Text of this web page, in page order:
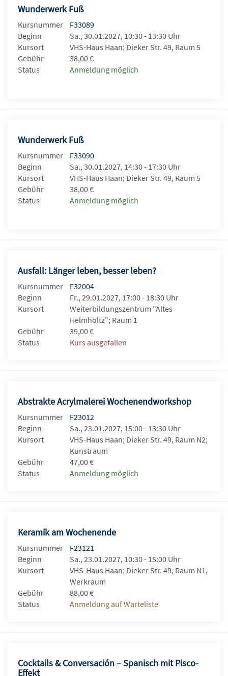
Wunderwerk Fuß
Kursnummer
F33089
Beginn
Sa., 30.01.2027, 10:30 - 13:30 Uhr
Kursort
VHS-Haus Haan; Dieker Str. 49, Raum 5
Gebühr
38,00 €
Status
Anmeldung möglich
Wunderwerk Fuß
Kursnummer
F33090
Beginn
Sa., 30.01.2027, 14:30 - 17:30 Uhr
Kursort
VHS-Haus Haan; Dieker Str. 49, Raum 5
Gebühr
38,00 €
Status
Anmeldung möglich
Ausfall: Länger leben, besser leben?
Kursnummer
F32004
Beginn
Fr., 29.01.2027, 17:00 - 18:30 Uhr
Kursort
Weiterbildungszentrum "Altes
Helmholtz"; Raum 1
Gebühr
39,00 €
Status
Kurs ausgefallen
Abstrakte Acrylmalerei Wochenendworkshop
Kursnummer
F23012
Beginn
Sa., 23.01.2027, 15:00 - 13:30 Uhr
Kursort
VHS-Haus Haan; Dieker Str. 49, Raum N2;
Kunstraum
Gebühr
47,00 €
Status
Anmeldung möglich
Keramik am Wochenende
Kursnummer
F23121
Beginn
Sa., 23.01.2027, 10:30 - 15:00 Uhr
Kursort
VHS-Haus Haan; Dieker Str. 49, Raum N1,
Werkraum
Gebühr
88,00 €
Status
Anmeldung auf Warteliste
Cocktails & Conversación – Spanisch mit Pisco-
Effekt